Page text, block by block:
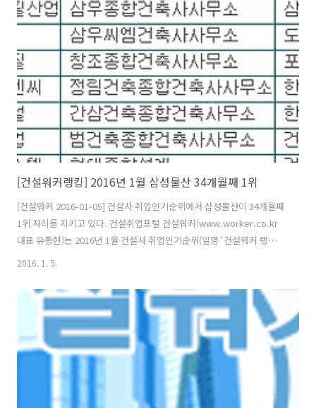
건설 -스위첸한신공영 -한신休플러스한라 -한라비발디한진중공업 -해
모로태영건설 -데시앙서희건설 -스타힐스우미건설 -우미 린효성 1백년
家약신세계건설 1쉐덴서브원 2일반환경,건축삼성중공업 -삼성쉐르빌
동원개발 -동원로얄듀크동부건설(법) -센트레빌경남기업(법) -경남아너
스빌중흥건설 -중흥S-클래스극동..
[건설워커랭킹] 2016년 1월 삼성물산 34개월째 1위
[건설워커 2016-01-05] 건설사 취업인기순위에서 삼성물산이 34개월째
1위 자리를 지키고 있다. 건설취업포털 건설워커(www.worker.co.kr
대표 유종현)는 2016년 1월 건설사 취업인기순위(일명 ‘건설워커 랭킹’)
에서 삼성물산이 34개월째 종합건설 부문 정상자리를 지켰다고 밝혔다.
소(건축설계), 계선(인테리어)이 각 부문별 1위로 선정됐다. 종합건설 부
문에서는 삼성물산에 이어 현대건설, 대우건설, 포스코건설, GS건설, 대
림산업, 롯데건설, SK건설, 현대산업개발, 부영이 톱10에 이름을 올렸
다. 또 호반건설, 두산건설, 한화건설, 계룡건설산업, 금호건설, 두산중
공업, 쌍용건설, 코오롱글로벌, 한양, 케이씨씨건설이 20..
2016. 1. 5.